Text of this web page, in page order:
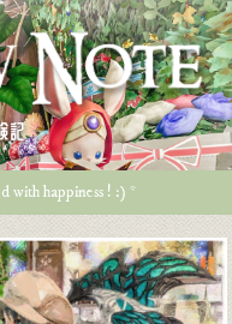
記
with happiness ! :) *